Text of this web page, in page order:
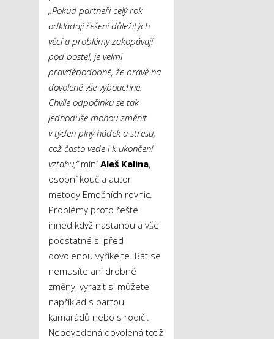
„Pokud partneři celý rok
odkládají řešení důležitých
věcí a problémy zakopávají
pod postel, je velmi
pravděpodobné, že právě na
dovolené vše vybouchne.
Chvíle odpočinku se tak
jednoduše mohou změnit
v týden plný hádek a stresu,
což často vede i k ukončení
vztahu,“míníAleš Kalina,
osobní kouč a autor
metody Emočních rovnic.
Problémy proto řešte
ihned když nastanou a vše
podstatné si před
dovolenou vyříkejte. Bát se
nemusíte ani drobné
změny, vyrazit si můžete
například s partou
kamarádů nebo s rodiči.
Nepovedená dovolená totiž